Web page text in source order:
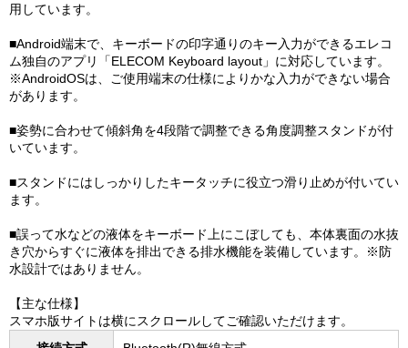
用しています。
■Android端末で、キーボードの印字通りのキー入力ができるエレコ
ム独自のアプリ「ELECOM Keyboard layout」に対応しています。
※AndroidOSは、ご使用端末の仕様によりかな入力ができない場合
があります。
■姿勢に合わせて傾斜角を4段階で調整できる角度調整スタンドが付
いています。
■スタンドにはしっかりしたキータッチに役立つ滑り止めが付いてい
ます。
■誤って水などの液体をキーボード上にこぼしても、本体裏面の水抜
き穴からすぐに液体を排出できる排水機能を装備しています。※防
水設計ではありません。
【主な仕様】
スマホ版サイトは横にスクロールしてご確認いただけます。